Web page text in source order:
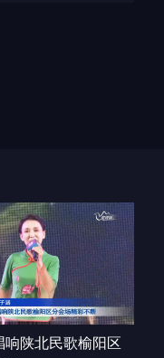
06-15
响陕北民歌榆阳区